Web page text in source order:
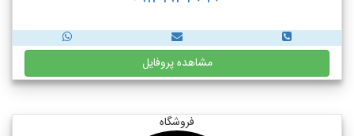
مشاهده پروفایل
فروشگاه